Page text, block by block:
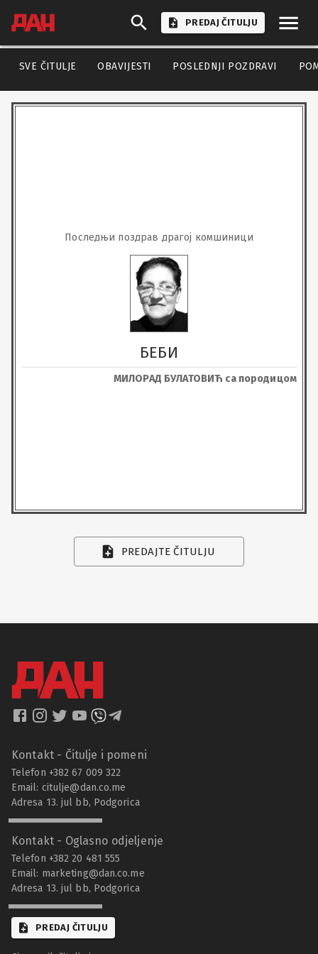
PREDAJ ČITULJU
SVE ČITULJE OBAVIJESTI POSLEDNJI POZDRAVI
Последњи поздрав драгој комшиници
БЕБИ
МИЛОРАД БУЛАТОВИЋ са породицом
PREDAJTE ČITULJU
Kontakt - Čitulje i pomeni
Telefon +382 67 009 322
Email: citulje@dan.co.me
Adresa 13. jul bb, Podgorica
Kontakt - Oglasno odjeljenje
Telefon +382 20 481 555
Email: marketing@dan.co.me
Adresa 13. jul bb, Podgorica
PREDAJ ČITULJU